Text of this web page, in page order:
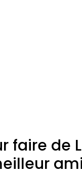
faire de
ami